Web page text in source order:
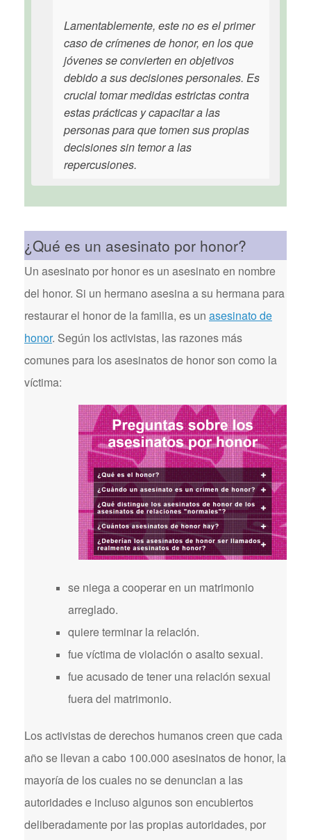
Lamentablemente, este no es el primer
caso de crímenes de honor, en los que
jóvenes se convierten en objetivos
debido a sus decisiones personales. Es
crucial tomar medidas estrictas contra
estas prácticas y capacitar a las
personas para que tomen sus propias
decisiones sin temor a las
repercusiones.
¿Qué es un asesinato por honor?
Un asesinato por honor es un asesinato en nombre
del honor. Si un hermano asesina a su hermana para
restaurar el honor de la familia, es un asesinato de
honor. Según los activistas, las razones más
comunes para los asesinatos de honor son como la
víctima:
se niega a cooperar en un matrimonio
arreglado.
quiere terminar la relación.
fue víctima de violación o asalto sexual.
fue acusado de tener una relación sexual
fuera del matrimonio.
Los activistas de derechos humanos creen que cada
año se llevan a cabo 100.000 asesinatos de honor, la
mayoría de los cuales no se denuncian a las
autoridades e incluso algunos son encubiertos
deliberadamente por las propias autoridades, por